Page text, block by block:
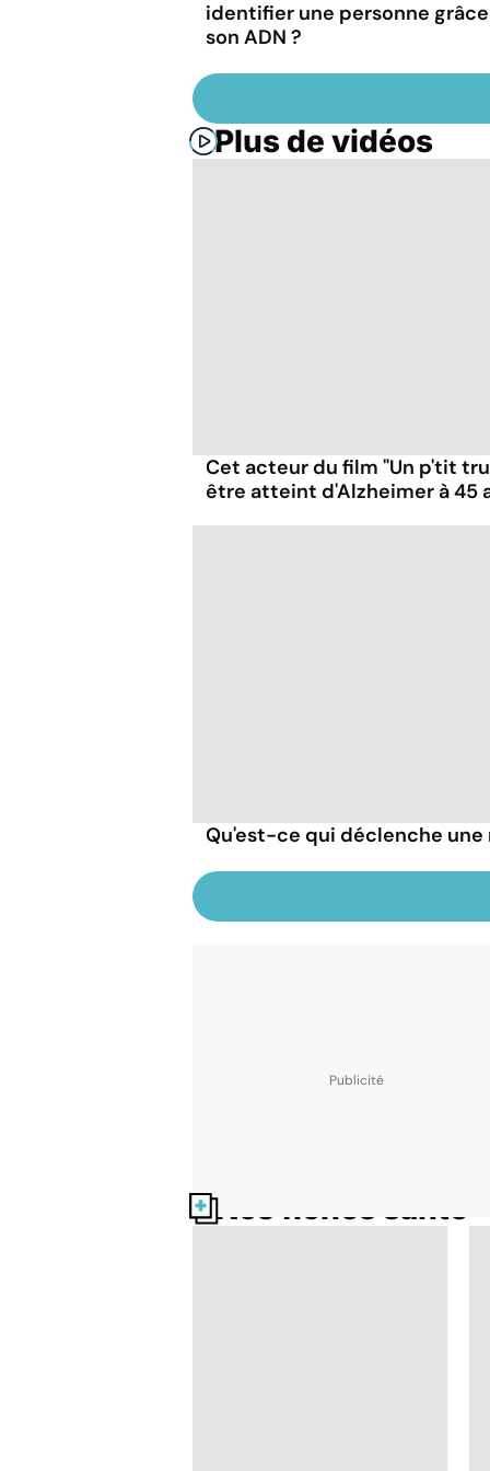
identifier une personne
son ADN ?
Plus de vidéos
Cet acteur du film "Un p'tit
être atteint d'Alzheimer à 45
Qu'est-ce qui déclenche une
Nos fiches santé